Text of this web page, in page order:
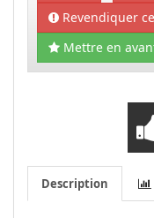
Revendiquer
Mettre en
Description